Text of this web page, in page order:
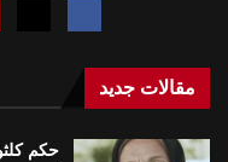
مقالات جدید